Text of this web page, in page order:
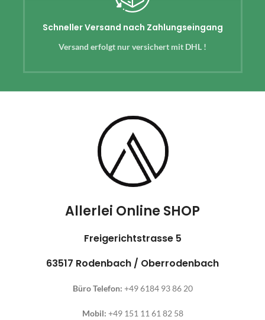
Schneller Versand nach Zahlungseingang
Versand erfolgt nur versichert mit DHL !
Allerlei Online SHOP
Freigerichtstrasse 5
63517 Rodenbach / Oberrodenbach
Büro Telefon: +49 6184 93 86 20
Mobil: +49 151 11 61 82 58